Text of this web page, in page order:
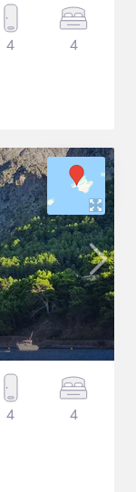
4 4
4 4